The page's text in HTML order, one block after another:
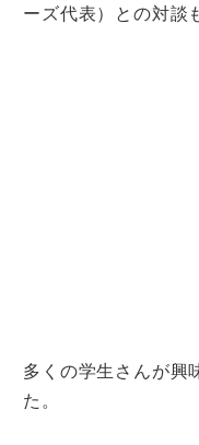
ーズ代表）との対談
多くの学生さんが興
た。